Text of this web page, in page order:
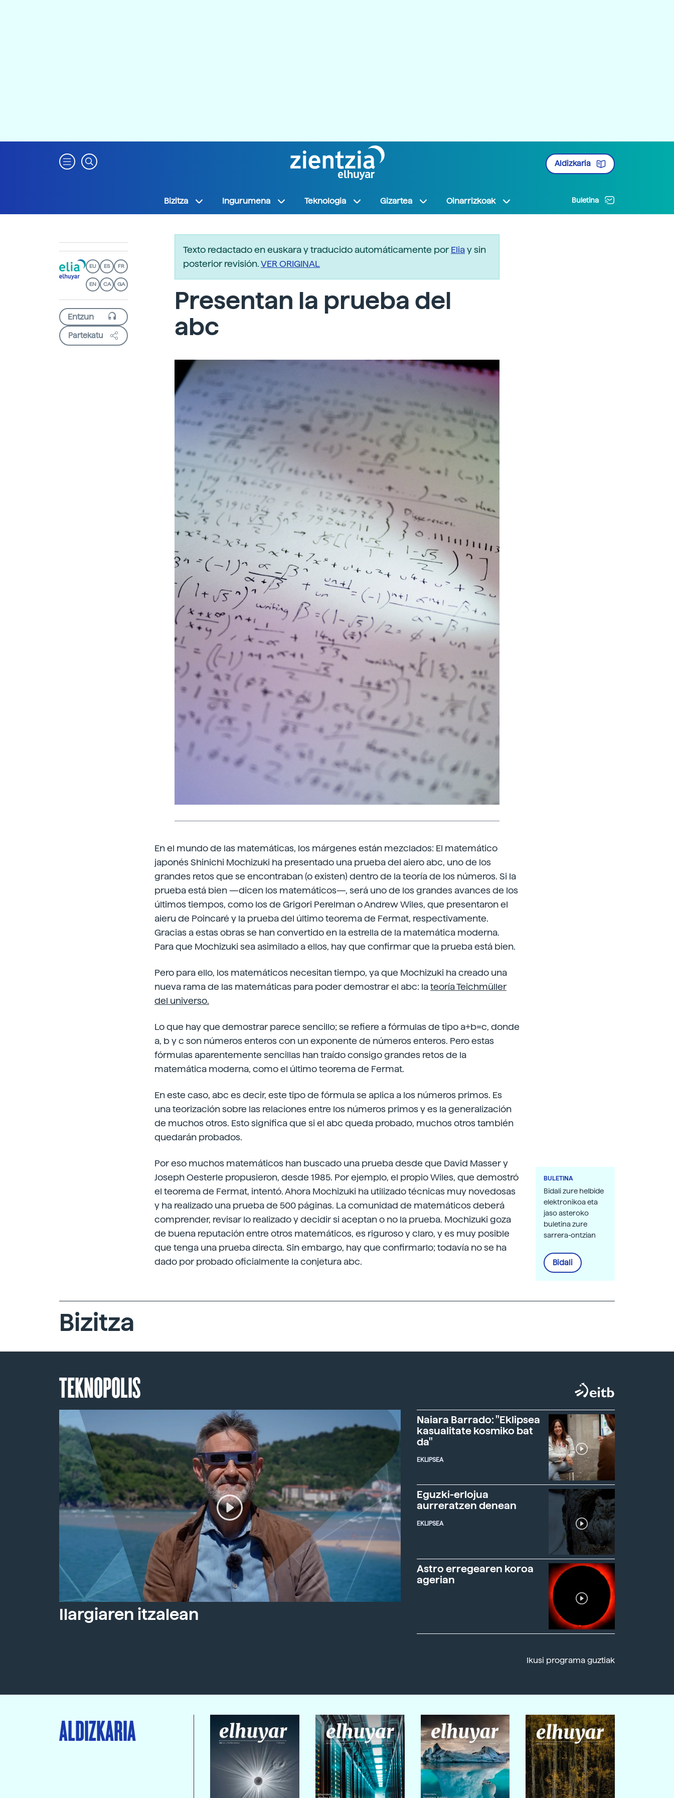
Aldizkaria
Bizitza Ingurumena Teknologia Gizartea Oinarrizkoak Buletina
EU ES FR
EN CA GA
Partekatu
Texto redactado en euskara y traducido automáticamente porEliay sin
posterior revisión.VER ORIGINAL
Presentan la prueba del
abc
En el mundo de las matemáticas, los márgenes están mezclados: El matemático
japonés Shinichi Mochizuki ha presentado una prueba del aiero abc, uno de los
grandes retos que se encontraban (o existen) dentro de la teoría de los números. Si la
prueba está bien —dicen los matemáticos—, será uno de los grandes avances de los
últimos tiempos, como los de Grigori Perelman o Andrew Wiles, que presentaron el
aieru de Poincaré y la prueba del último teorema de Fermat, respectivamente.
Gracias a estas obras se han convertido en la estrella de la matemática moderna.
Para que Mochizuki sea asimilado a ellos, hay que confirmar que la prueba está bien.
Pero para ello, los matemáticos necesitan tiempo, ya que Mochizuki ha creado una
nueva rama de las matemáticas para poder demostrar el abc: lateoría Teichmüller
del universo.
Lo que hay que demostrar parece sencillo; se refiere a fórmulas de tipo a+b=c, donde
a, b y c son números enteros con un exponente de números enteros. Pero estas
fórmulas aparentemente sencillas han traído consigo grandes retos de la
matemática moderna, como el último teorema de Fermat.
En este caso, abc es decir, este tipo de fórmula se aplica a los números primos. Es
una teorización sobre las relaciones entre los números primos y es la generalización
de muchos otros. Esto significa que si el abc queda probado, muchos otros también
quedarán probados.
Por eso muchos matemáticos han buscado una prueba desde que David Masser y
Joseph Oesterle propusieron, desde 1985. Por ejemplo, el propio Wiles, que demostró
el teorema de Fermat, intentó. Ahora Mochizuki ha utilizado técnicas muy novedosas
y ha realizado una prueba de 500 páginas. La comunidad de matemáticos deberá
comprender, revisar lo realizado y decidir si aceptan o no la prueba. Mochizuki goza
de buena reputación entre otros matemáticos, es riguroso y claro, y es muy posible
que tenga una prueba directa. Sin embargo, hay que confirmarlo; todavía no se ha
dado por probado oficialmente la conjetura abc.
BULETINA
Bidali zure helbide
elektronikoa eta
jaso asteroko
buletina zure
sarrera-ontzian
Bidali
Bizitza
TEKNOPOLIS
Ilargiaren itzalean
Naiara Barrado: "Eklipsea
kasualitate kosmiko bat
da"
EKLIPSEA
Eguzki-erlojua
aurreratzen denean
EKLIPSEA
Astro erregearen koroa
agerian
Ikusi programa guztiak
ALDIZKARIA